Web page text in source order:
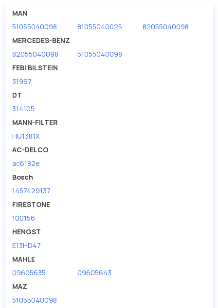
представлены в большом ассортименте.
Мы продаем сертифицированные колодки тормозные
дисковые с гарантией от производителя TRUCKTEC.
Производитель
MAN
51055040098
81055040025
82055040098
MERCEDES-BENZ
82055040098
51055040098
FEBI BILSTEIN
31997
DT
314105
MANN-FILTER
HU1381X
AC-DELCO
ac6182e
Bosch
1457429137
FIRESTONE
100156
HENGST
E13HD47
MAHLE
09605635
09605643
MAZ
51055040098